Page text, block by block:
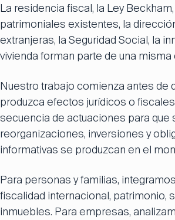
La residencia fiscal, la Ley
patrimoniales existentes, la
extranjeras, la Seguridad Social, la
vivienda forman parte de una misma
Nuestro trabajo comienza antes de
produzca efectos jurídicos o
secuencia de actuaciones para que
reorganizaciones, inversiones y
informativas se produzcan en el
Para personas y familias,
fiscalidad internacional, patrimonio,
inmuebles. Para empresas,